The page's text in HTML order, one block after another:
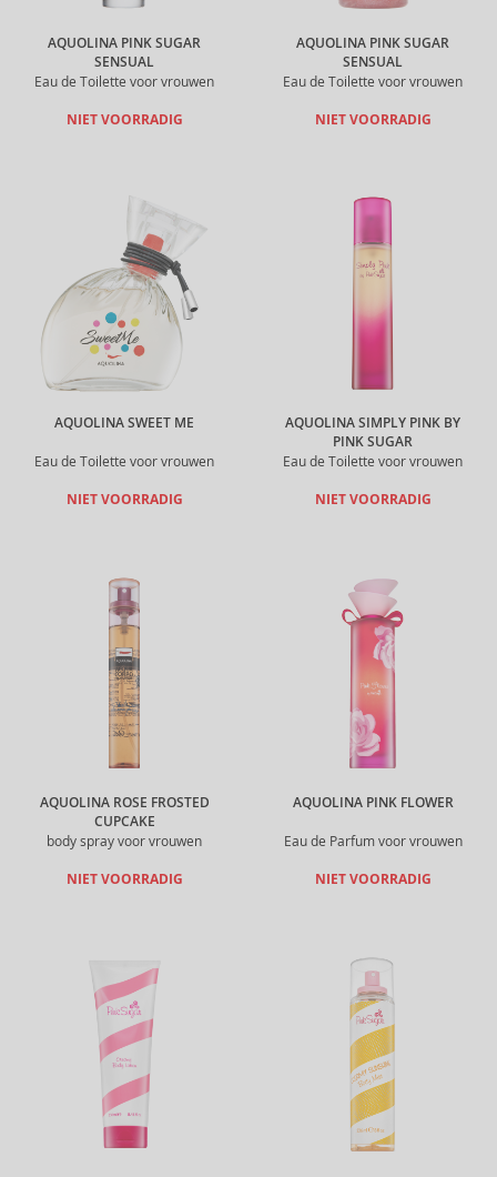
AQUOLINA PINK SUGAR
SENSUAL
Eau de Toilette voor vrouwen
NIET VOORRADIG
AQUOLINA PINK SUGAR
SENSUAL
Eau de Toilette voor vrouwen
NIET VOORRADIG
AQUOLINA SWEET ME
Eau de Toilette voor vrouwen
NIET VOORRADIG
AQUOLINA SIMPLY PINK BY
PINK SUGAR
Eau de Toilette voor vrouwen
NIET VOORRADIG
AQUOLINA ROSE FROSTED
CUPCAKE
body spray voor vrouwen
NIET VOORRADIG
AQUOLINA PINK FLOWER
Eau de Parfum voor vrouwen
NIET VOORRADIG